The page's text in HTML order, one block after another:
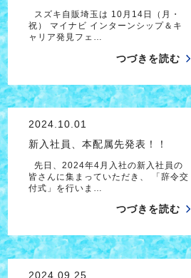
スズキ自販埼玉は 10月14日（月・
祝） マイナビ インターンシップ＆キ
ャリア発見フェ…
つづきを読む
2024.10.01
新入社員、本配属先発表！！
先日、2024年4月入社の新入社員の
皆さんに集まっていただき、 「辞令交
付式」を行いま…
つづきを読む
2024.09.25